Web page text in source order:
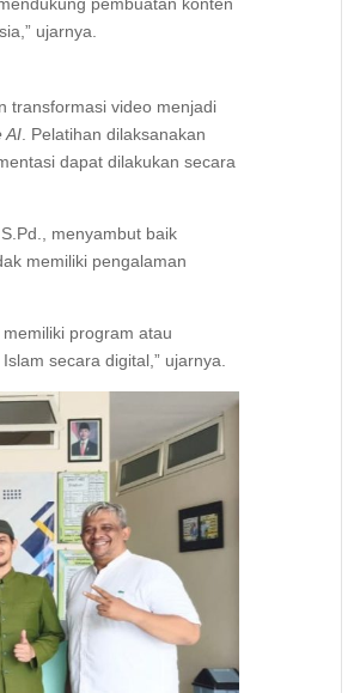
ujarnya.
transformasi video menjadi
AI . Pelatihan dilaksanakan
dapat dilakukan secara
menyambut baik
memiliki pengalaman
program atau
secara digital,” ujarnya.